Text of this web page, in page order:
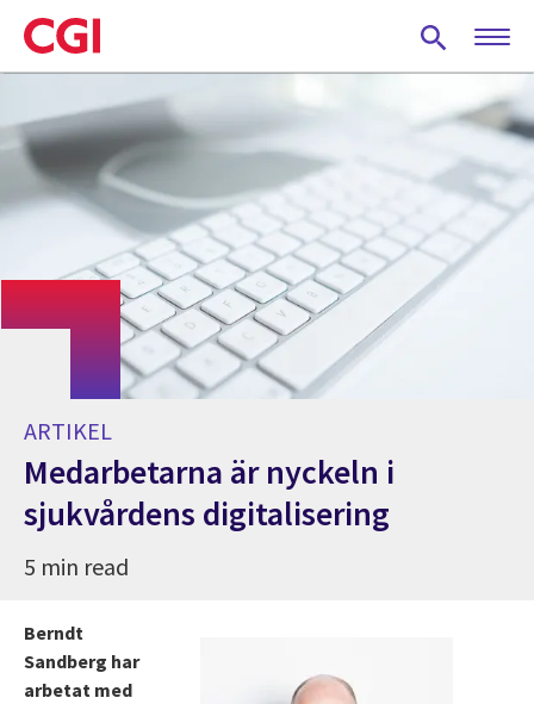
Skip
to
main
ARTIKEL
Medarbetarna är nyckeln i
sjukvårdens digitalisering
5 min read
Berndt
Sandberg har
arbetat med